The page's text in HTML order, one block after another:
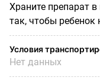
Храните препарат
так, чтобы ребенок
Условия
Нет данных